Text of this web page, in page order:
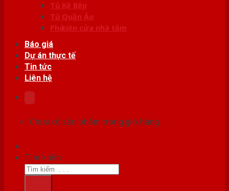
Tủ Kệ Bếp
Tủ Quần Áo
Phụ kiện cửa nhà tắm
Báo giá
Dự án thực tế
Tin tức
Liên hệ
Chưa có sản phẩm trong giỏ hàng.
Tìm kiếm: